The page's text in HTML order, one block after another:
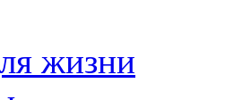
жизни